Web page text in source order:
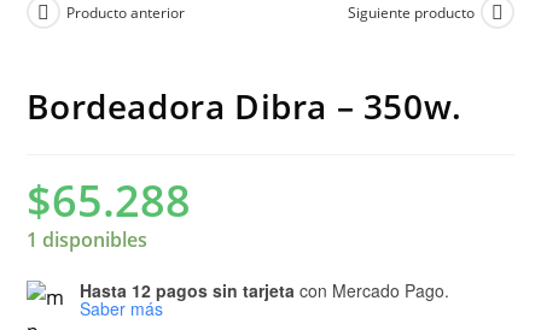
Producto anterior Siguiente producto
Bordeadora Dibra – 350w.
$65.288
1 disponibles
Hasta 12 pagos sin tarjeta con Mercado Pago.
Saber más